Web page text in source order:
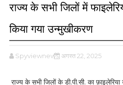
राज्य के सभी जिलों में
किया गया उन्मुखीकरण
Spyviewnews अगस्त 22, 2025
राज्य के सभी जिलों के डी.पी.सी. का